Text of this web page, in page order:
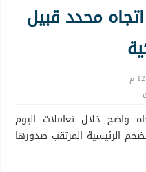
محدد قبيل
واضح خلال تعاملات اليوم
الرئيسية المرتقب صدورها